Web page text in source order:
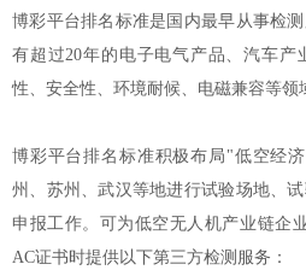
博彩平台排名标准是国内最早从事检
有超过20年的电子电气产品、汽车产
性、安全性、环境耐候、电磁兼容等领
博彩平台排名标准积极布局"低空经
州、苏州、武汉等地进行试验场地、
申报工作。可为低空无人机产业链企
AC证书时提供以下第三方检测服务：